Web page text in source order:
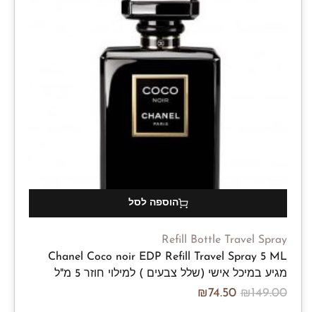
הוספה לסל
Refill Bottle Travel Spray
Chanel Coco noir EDP Refill Travel Spray 5 ML
מגיע במיכל אישי (שלל צבעים ) למילוי חוזר 5 מ"ל
₪149.00
₪74.50